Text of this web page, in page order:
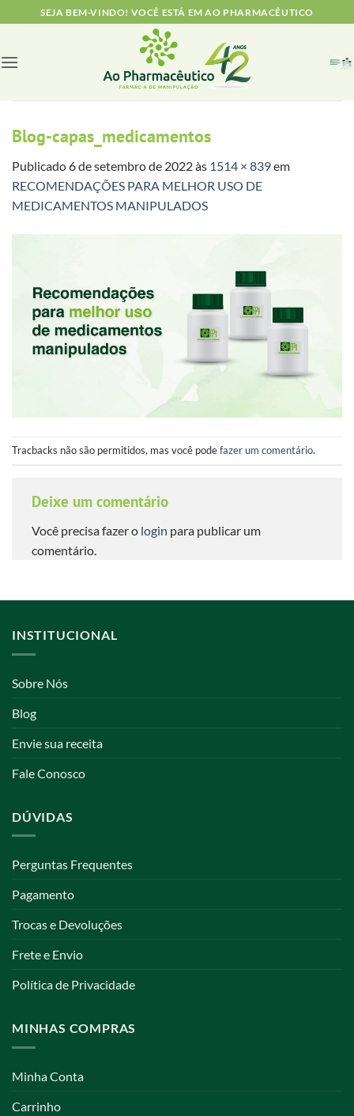
to
SEJA BEM-VINDO! VOCÊ ESTÁ EM AO PHARMACÊUTICO
Blog-capas_medicamentos
Publicado6 de setembro de 2022às 1514 × 839em
RECOMENDAÇÕES PARA MELHOR USO DE
MEDICAMENTOS MANIPULADOS
Tracbacks não são permitidos, mas você podefazer um comentário.
Deixe um comentário
Você precisa fazer o login para publicar um
comentário.
INSTITUCIONAL
Sobre Nós
Blog
Envie sua receita
Fale Conosco
DÚVIDAS
Perguntas Frequentes
Pagamento
Trocas e Devoluções
Frete e Envio
Política de Privacidade
MINHAS COMPRAS
Minha Conta
Carrinho